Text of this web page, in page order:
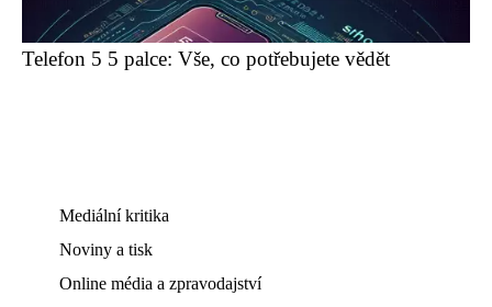
Telefon 5 5 palce: Vše, co potřebujete vědět
Mediální kritika
Noviny a tisk
Online média a zpravodajství